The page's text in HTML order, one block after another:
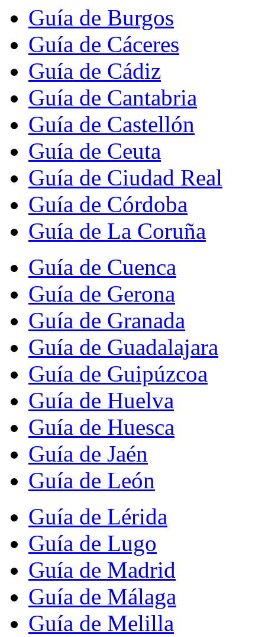
Guía de Burgos
Guía de Cáceres
Guía de Cádiz
Guía de Cantabria
Guía de Castellón
Guía de Ceuta
Guía de Ciudad Real
Guía de Córdoba
Guía de La Coruña
Guía de Cuenca
Guía de Gerona
Guía de Granada
Guía de Guadalajara
Guía de Guipúzcoa
Guía de Huelva
Guía de Huesca
Guía de Jaén
Guía de León
Guía de Lérida
Guía de Lugo
Guía de Madrid
Guía de Málaga
Guía de Melilla